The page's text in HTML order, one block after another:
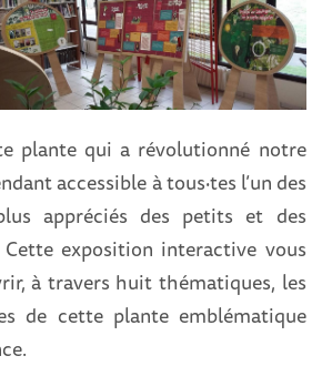
plante qui a révolutionné notre
accessible à tous·tes l’un des
appréciés des petits et des
exposition interactive vous
à travers huit thématiques, les
de cette plante emblématique